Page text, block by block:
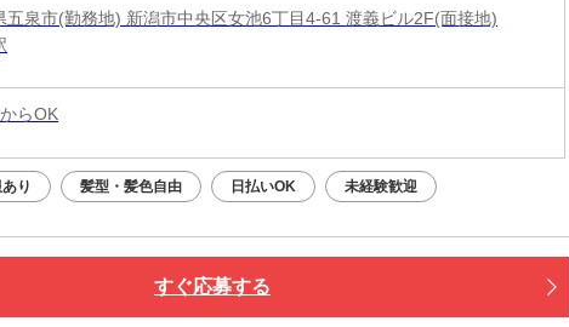
五泉市(勤務地) 新潟市中央区女池6丁目4-61 渡義ビル2F(面接地)
らOK
り 髪型・髪色自由 日払いOK 未経験歓迎
すぐ応募する